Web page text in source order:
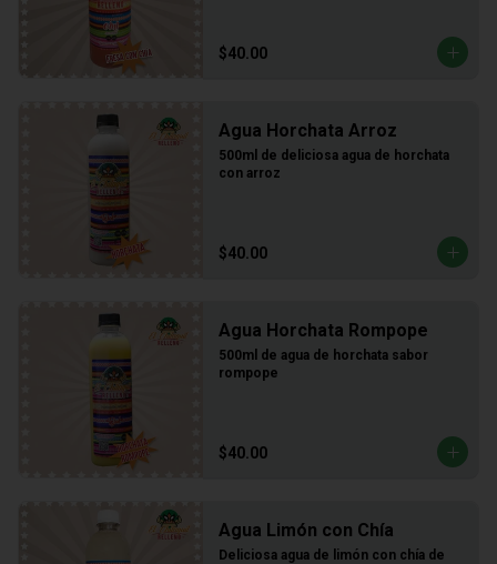
$40.00
Agua Horchata Arroz
500ml de deliciosa agua de horchata
con arroz
$40.00
Agua Horchata Rompope
500ml de agua de horchata sabor
rompope
$40.00
Agua Limón con Chía
Deliciosa agua de limón con chía de